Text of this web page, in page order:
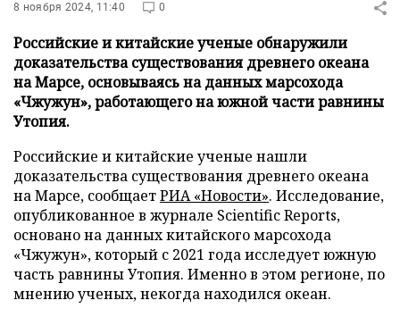
8 ноября 2024, 11:40 0
Российские и китайские ученые обнаружили
доказательства существования древнего океана
на Марсе, основываясь на данных марсохода
«Чжужун», работающего на южной части равнины
Утопия.
Российские и китайские ученые нашли
доказательства существования древнего океана
на Марсе, сообщаетРИА «Новости». Исследование,
опубликованное в журнале Scientific Reports,
основано на данных китайского марсохода
«Чжужун», который с 2021 года исследует южную
часть равнины Утопия. Именно в этом регионе, по
мнению ученых, некогда находился океан.